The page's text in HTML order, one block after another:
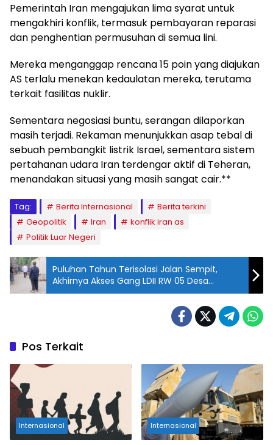
Pemerintah Iran mengajukan lima syarat untuk
mengakhiri konflik, termasuk pembayaran reparasi
dan penghentian permusuhan di semua lini.
Mereka menganggap rencana 15 poin yang diajukan
AS terlalu menekan kedaulatan mereka, terutama
terkait fasilitas nuklir.
Sementara negosiasi buntu, serangan dilaporkan
masih terjadi. Rekaman menunjukkan asap tebal di
sebuah pembangkit listrik Israel, sementara sistem
pertahanan udara Iran terdengar aktif di Teheran,
menandakan situasi yang masih sangat cair.**
Tag: Berita Internasional
Berita terkini
Geopolitik
Iran
konflik iran as
Politik Luar Negeri
Puluhan Tahun Terisolasi Jalan Sempit,
Akhirnya Akses Gang LDII RW 05 Desa
Gunung Putri Diperlebar
Pos Terkait
Internasional Internasional